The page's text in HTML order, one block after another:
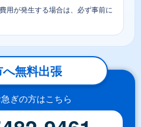
用が発生する場合は、必ず事前に
無料出張
ぎの方はこちら